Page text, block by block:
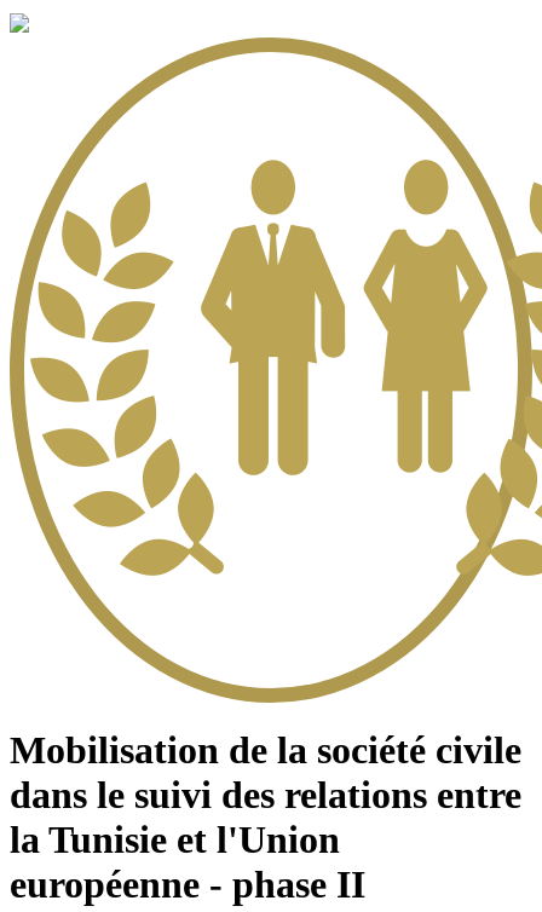
Mobilisation de la société civile
dans le suivi des relations entre
la Tunisie et l'Union
européenne - phase II